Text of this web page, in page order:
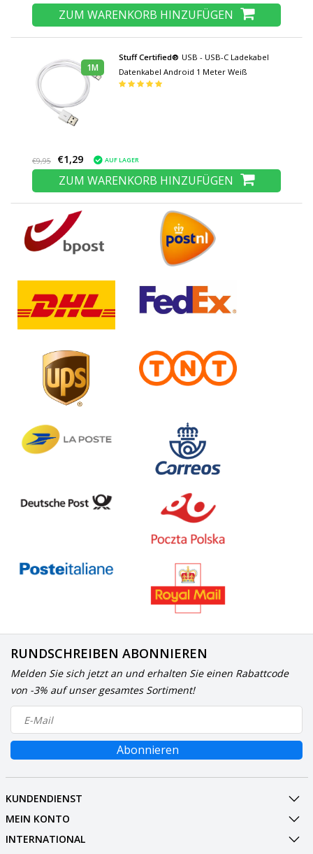
ZUM WARENKORB HINZUFÜGEN
1M
Stuff Certified® USB - USB-C Ladekabel
Datenkabel Android 1 Meter Weiß
€9,95 €1,29 AUF LAGER
ZUM WARENKORB HINZUFÜGEN
RUNDSCHREIBEN ABONNIEREN
Melden Sie sich jetzt an und erhalten Sie einen Rabattcode
von -3% auf unser gesamtes Sortiment!
Abonnieren
KUNDENDIENST
MEIN KONTO
INTERNATIONAL